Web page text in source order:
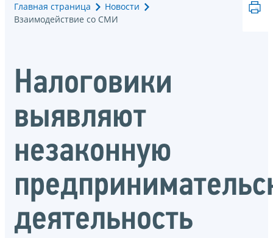
Главная страница
Новости
Взаимодействие со СМИ
Налоговики
выявляют
незаконную
деятельность